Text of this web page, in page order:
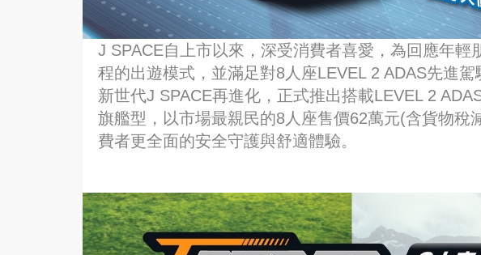
J SPACE自上市以來，深受消費者喜愛，為回應年輕
程的出遊模式，並滿足對8人座LEVEL 2 ADAS先進
新世代J SPACE再進化，正式推出搭載LEVEL 2
旗艦型，以市場最親民的8人座售價62萬元(含貨物稅
費者更全面的安全守護與舒適體驗。